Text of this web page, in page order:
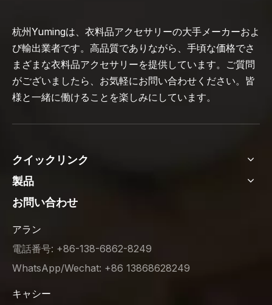
杭州Yumingは、衣料品アクセサリーの大手メーカーおよ
び輸出業者です。高品質でありながら、手頃な価格でさ
まざまな衣料品アクセサリーを提供しています。ご質問
がございましたら、お気軽にお問い合わせください。皆
様と一緒に働けることを楽しみにしています。
クイックリンク
製品
お問い合わせ
アラン
電話番号: +86-138-6862-8249
WhatsApp/Wechat: +86 13868628249
キャシー